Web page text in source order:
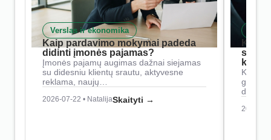
Verslas ir ekonomika
Kaip pardavimo mokymai padeda
didinti įmonės pajamas?
Įmonės pajamų augimas dažnai siejamas
su didesniu klientų srautu, aktyvesne
reklama, naujų…
2026-07-22 • NatalijaSkaityti →
Kaip
2026-